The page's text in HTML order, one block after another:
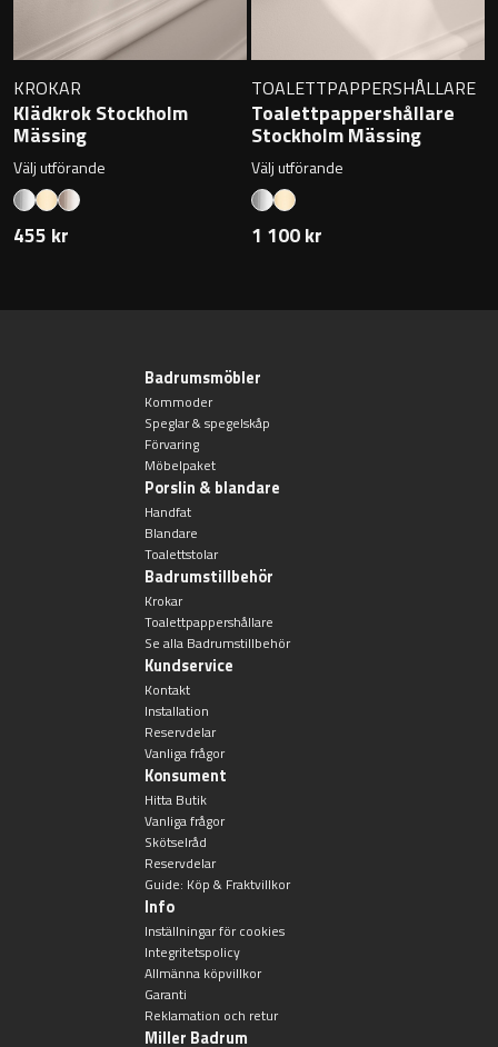
KROKAR
Klädkrok Stockholm
Mässing
Välj utförande
455 kr
TOALETTPAPPERSHÅLLARE
Toalettpappershållare
Stockholm Mässing
Välj utförande
1 100 kr
Badrumsmöbler
Kommoder
Speglar & spegelskåp
Förvaring
Möbelpaket
Porslin & blandare
Handfat
Blandare
Toalettstolar
Badrumstillbehör
Krokar
Toalettpappershållare
Se alla Badrumstillbehör
Kundservice
Kontakt
Installation
Reservdelar
Vanliga frågor
Konsument
Hitta Butik
Vanliga frågor
Skötselråd
Reservdelar
Guide: Köp & Fraktvillkor
Info
Inställningar för cookies
Integritetspolicy
Allmänna köpvillkor
Garanti
Reklamation och retur
Miller Badrum